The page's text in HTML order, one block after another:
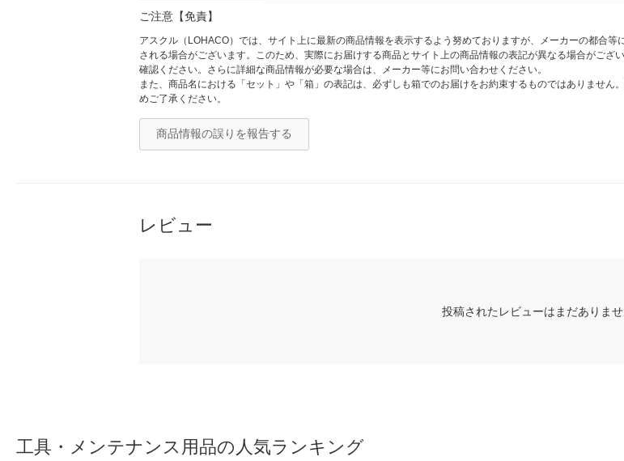
ご注意【免責】
アスクル（LOHACO）では、サイト上に最新の商品情報を表示するよう努めておりますが、メーカーの都合
される場合がございます。このため、実際にお届けする商品とサイト上の商品情報の表記が異なる場合がご
確認ください。さらに詳細な商品情報が必要な場合は、メーカー等にお問い合わせください。
また、商品名における「セット」や「箱」の表記は、必ずしも箱でのお届けをお約束するものではありませ
めご了承ください。
商品情報の誤りを報告する
レビュー
投稿されたレビューはまだありませ
工具・メンテナンス用品の人気ランキング